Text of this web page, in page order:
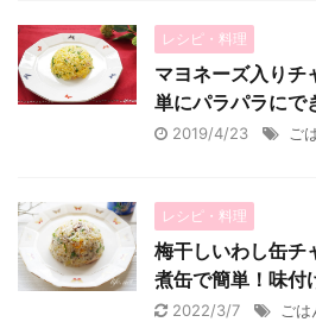
レシピ・料理
マヨネーズ入りチ
単にパラパラにで
2019/4/23 ご
レシピ・料理
梅干しいわし缶チ
煮缶で簡単！味付
2022/3/7 ご